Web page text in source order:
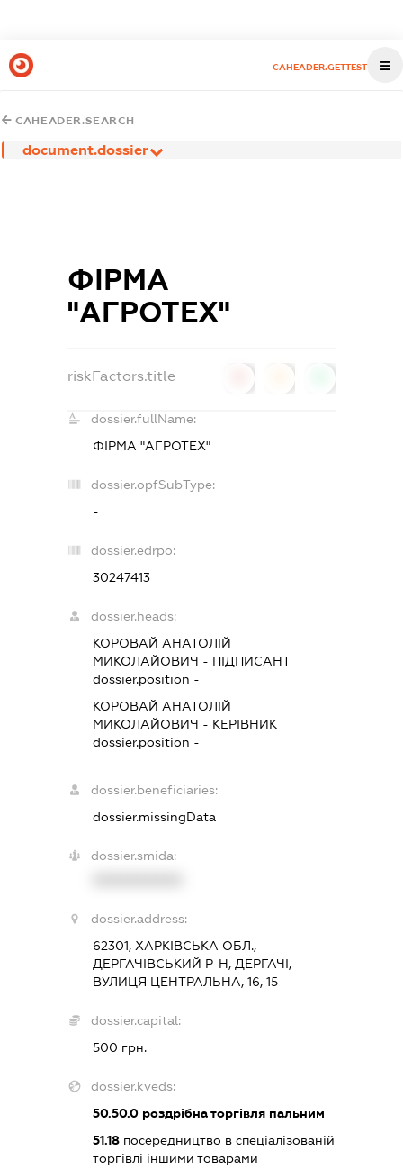
CAHEADER.GETTEST
CAHEADER.SEARCH
document.dossier
ФІРМА
"АГРОТЕХ"
riskFactors.title
dossier.fullName:
ФІРМА "АГРОТЕХ"
dossier.opfSubType:
-
dossier.edrpo:
30247413
dossier.heads:
КОРОВАЙ АНАТОЛІЙ
МИКОЛАЙОВИЧ - ПІДПИСАНТ
dossier.position -
КОРОВАЙ АНАТОЛІЙ
МИКОЛАЙОВИЧ - КЕРІВНИК
dossier.position -
dossier.beneficiaries:
dossier.missingData
dossier.smida:
dossier.address:
62301, ХАРКІВСЬКА ОБЛ.,
ДЕРГАЧІВСЬКИЙ Р-Н, ДЕРГАЧІ,
ВУЛИЦЯ ЦЕНТРАЛЬНА, 16, 15
dossier.capital:
500 грн.
dossier.kveds:
50.50.0 роздрібна торгівля пальним
51.18 посередництво в спеціалізованій
торгівлі іншими товарами